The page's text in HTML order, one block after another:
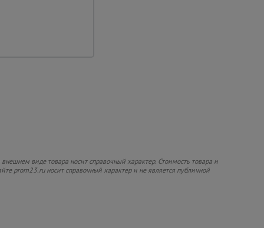
виде товара носит справочный характер. Стоимость товара и
prom23.ru носит справочный характер и не является публичной